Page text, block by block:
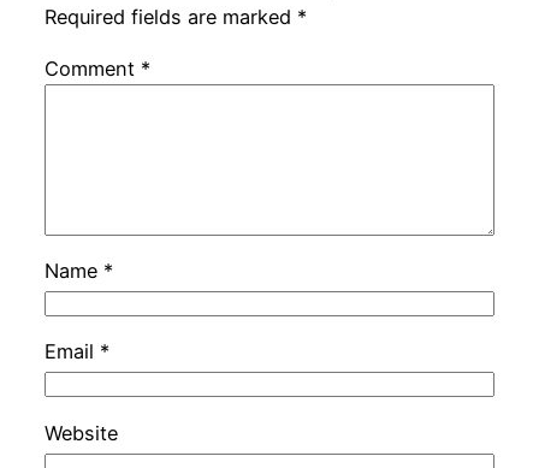
Required fields are marked *
Comment *
Name *
Email *
Website